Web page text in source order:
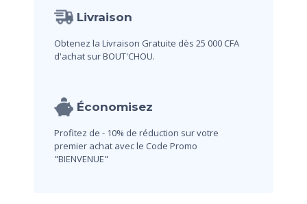
Livraison
Obtenez la Livraison Gratuite dès 25 000 CFA
d'achat sur BOUT'CHOU.
Économisez
Profitez de - 10% de réduction sur votre
premier achat avec le Code Promo
"BIENVENUE"